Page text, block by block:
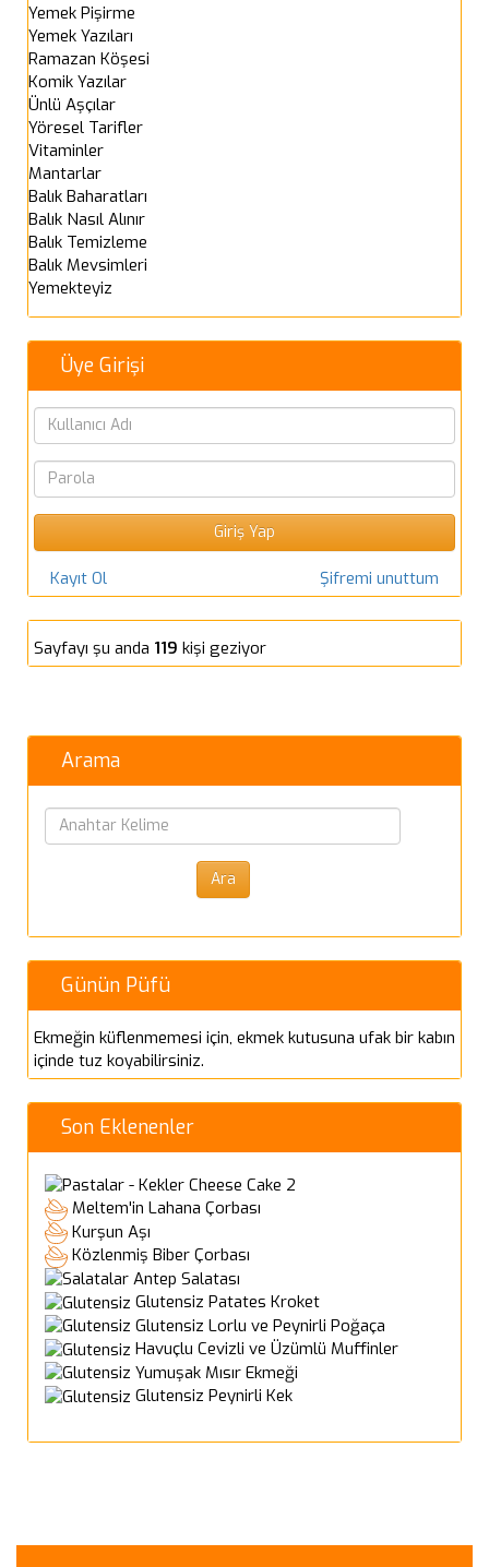
Yemek Pişirme
Yemek Yazıları
Ramazan Köşesi
Komik Yazılar
Ünlü Aşçılar
Yöresel Tarifler
Vitaminler
Mantarlar
Balık Baharatları
Balık Nasıl Alınır
Balık Temizleme
Balık Mevsimleri
Yemekteyiz
Üye Girişi
Kayıt Ol Şifremi unuttum
Sayfayı şu anda 119 kişi geziyor
Arama
Günün Püfü
Ekmeğin küflenmemesi için, ekmek kutusuna ufak bir kabın
içinde tuz koyabilirsiniz.
Son Eklenenler
Cheese Cake 2
Meltem'in Lahana Çorbası
Kurşun Aşı
Közlenmiş Biber Çorbası
Antep Salatası
Glutensiz Patates Kroket
Glutensiz Lorlu ve Peynirli Poğaça
Havuçlu Cevizli ve Üzümlü Muffinler
Yumuşak Mısır Ekmeği
Glutensiz Peynirli Kek